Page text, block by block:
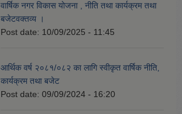
वार्षिक नगर विकास योजना , नीति तथा कार्यक्रम तथा
बजेटवक्तव्य ।
Post date: 10/09/2025 - 11:45
आर्थिक वर्ष २०८१/०८२ का लागि स्वीकृत वार्षिक नीति,
कार्यक्रम तथा बजेट
Post date: 09/09/2024 - 16:20